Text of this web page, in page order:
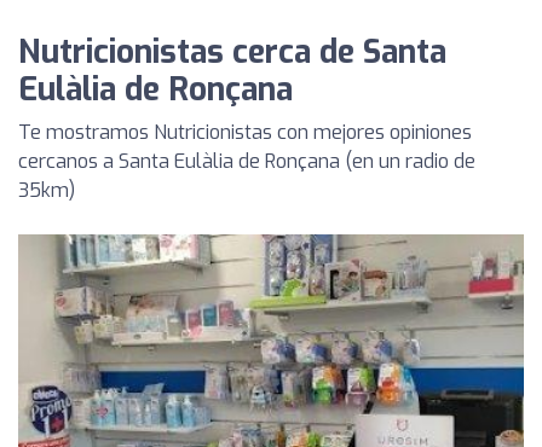
Nutricionistas cerca de Santa
Eulàlia de Ronçana
Te mostramos Nutricionistas con mejores opiniones
cercanos a Santa Eulàlia de Ronçana (en un radio de
35km)